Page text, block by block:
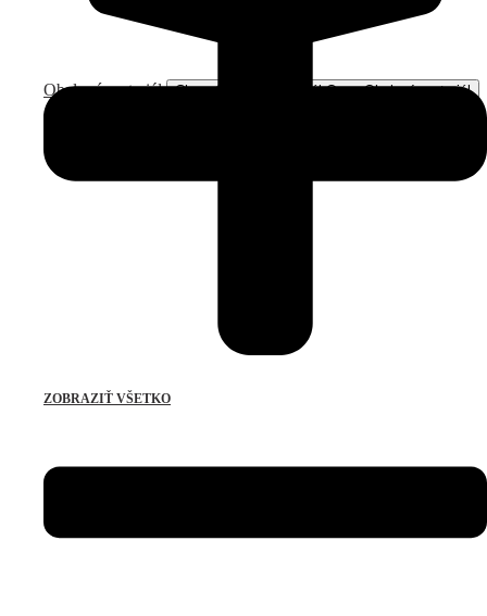
Obalový materiál Close Obalový materiál Open Obalový materiál
ZOBRAZIŤ VŠETKO